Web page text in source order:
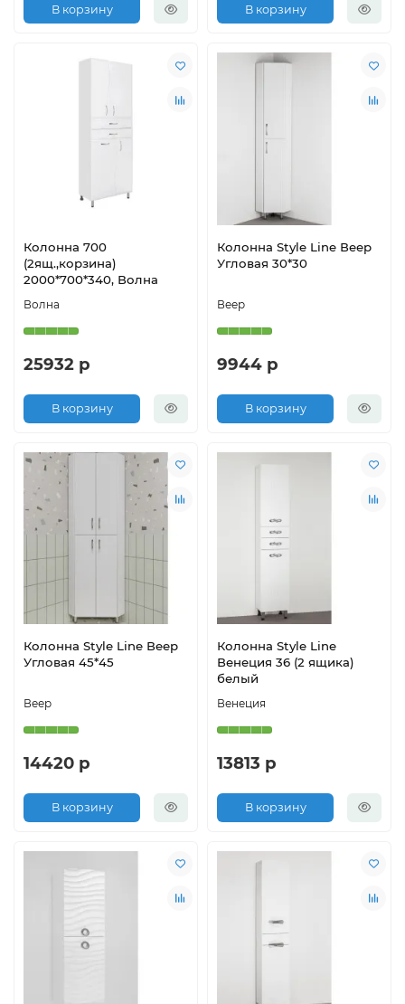
В корзину В корзину
Колонна 700
(2ящ.,корзина)
2000*700*340, Волна
Волна
25932 р
В корзину
Колонна Style Line Веер
Угловая 30*30
Веер
9944 р
В корзину
Колонна Style Line Веер
Угловая 45*45
Веер
14420 р
В корзину
Колонна Style Line
Венеция 36 (2 ящика)
белый
Венеция
13813 р
В корзину